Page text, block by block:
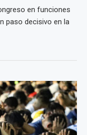
en funciones
paso decisivo en la